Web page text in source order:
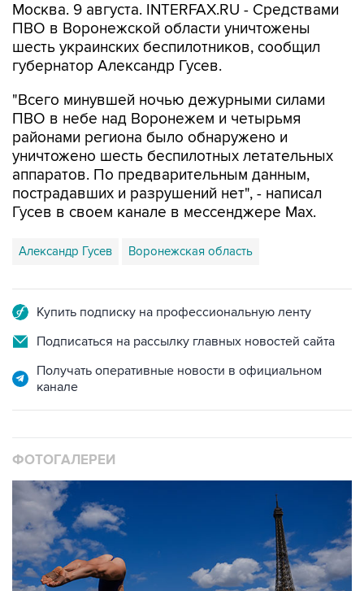
Москва. 9 августа. INTERFAX.RU - Средствами
ПВО в Воронежской области уничтожены
шесть украинских беспилотников, сообщил
губернатор Александр Гусев.
"Всего минувшей ночью дежурными силами
ПВО в небе над Воронежем и четырьмя
районами региона было обнаружено и
уничтожено шесть беспилотных летательных
аппаратов. По предварительным данным,
пострадавших и разрушений нет", - написал
Гусев в своем канале в мессенджере Max.
Александр Гусев Воронежская область
Купить подписку на профессиональную ленту
Подписаться на рассылку главных новостей сайта
Получать оперативные новости в официальном
канале
ФОТОГАЛЕРЕИ